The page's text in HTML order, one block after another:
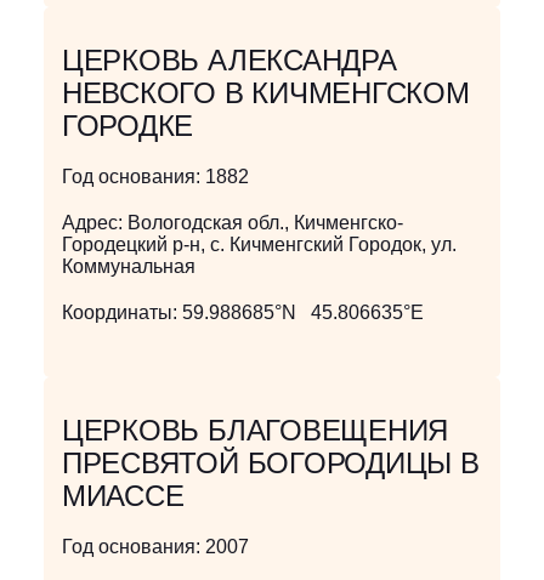
ЦЕРКОВЬ АЛЕКСАНДРА
НЕВСКОГО В КИЧМЕНГСКОМ
ГОРОДКЕ
Год основания: 1882
Адрес: Вологодская обл., Кичменгско-
Городецкий р-н, с. Кичменгский Городок, ул.
Коммунальная
Координаты: 59.988685°N 45.806635°E
ЦЕРКОВЬ БЛАГОВЕЩЕНИЯ
ПРЕСВЯТОЙ БОГОРОДИЦЫ В
МИАССЕ
Год основания: 2007